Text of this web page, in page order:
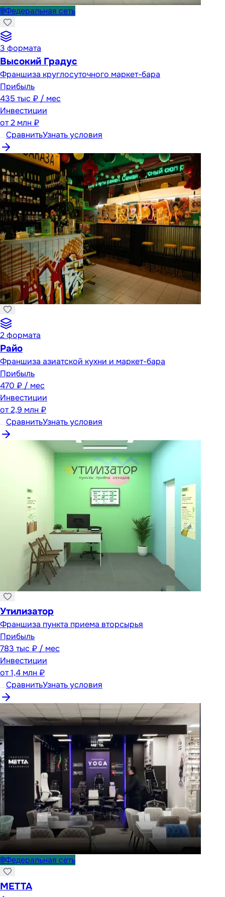
🌐Федеральная сеть
3 формата
Высокий Градус
Франшиза круглосуточного маркет-бара
Прибыль
435 тыс ₽ / мес
Инвестиции
от2 млн ₽
СравнитьУзнать условия
2формата
Райо
Франшиза азиатской кухни и маркет-бара
Прибыль
470 ₽ / мес
Инвестиции
от2,9 млн ₽
СравнитьУзнать условия
Утилизатор
Франшиза пункта приема вторсырья
Прибыль
783 тыс ₽ / мес
Инвестиции
от1,4 млн ₽
СравнитьУзнать условия
🌐Федеральная сеть
METTA